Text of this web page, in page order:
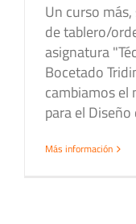
Un curso
de tablero/
asignatura
Bocetado
cambiamos el
para el
Más información